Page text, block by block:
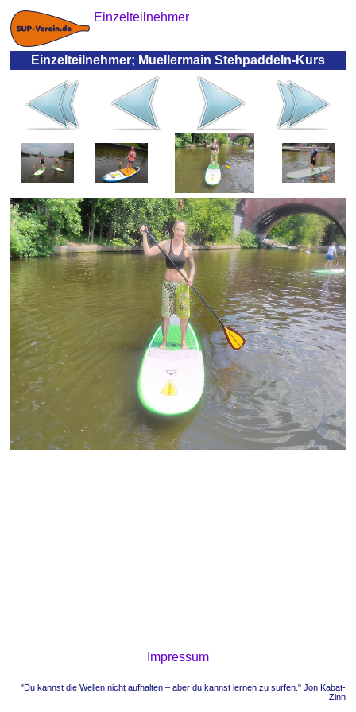
Einzelteilnehmer
Einzelteilnehmer; Muellermain Stehpaddeln-Kurs
Impressum
"Du kannst die Wellen nicht aufhalten – aber du kannst lernen zu surfen." Jon Kabat-
Zinn